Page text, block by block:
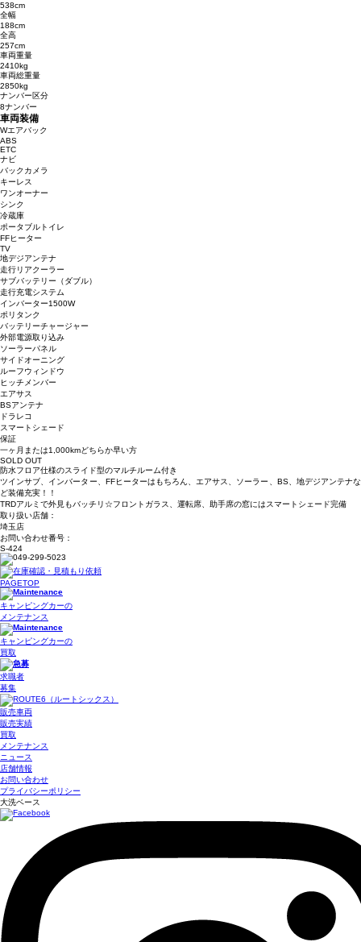
538cm
全幅
188cm
全高
257cm
車両重量
2410kg
車両総重量
2850kg
ナンバー区分
8ナンバー
車両装備
Wエアバック
ABS
ETC
ナビ
バックカメラ
キーレス
ワンオーナー
シンク
冷蔵庫
ポータブルトイレ
FFヒーター
TV
地デジアンテナ
走行リアクーラー
サブバッテリー（ダブル）
走行充電システム
インバーター1500W
ポリタンク
バッテリーチャージャー
外部電源取り込み
ソーラーパネル
サイドオーニング
ルーフウィンドウ
ヒッチメンバー
エアサス
BSアンテナ
ドラレコ
スマートシェード
保証
一ヶ月または1,000kmどちらか早い方
SOLD OUT
防水フロア仕様のスライド型のマルチルーム付き
ツインサブ、インバーター、FFヒーターはもちろん、エアサス、ソーラー、BS、地デジアンテナな
ど装備充実！！
TRDアルミで外見もバッチリ☆フロントガラス、運転席、助手席の窓にはスマートシェード完備
取り扱い店舗：
埼玉店
お問い合わせ番号：
S-424
PAGETOP
キャンピングカーの
メンテナンス
キャンピングカーの
買取
求職者
募集
販売車両
販売実績
買取
メンテナンス
ニュース
店舗情報
お問い合わせ
プライバシーポリシー
大洗ベース